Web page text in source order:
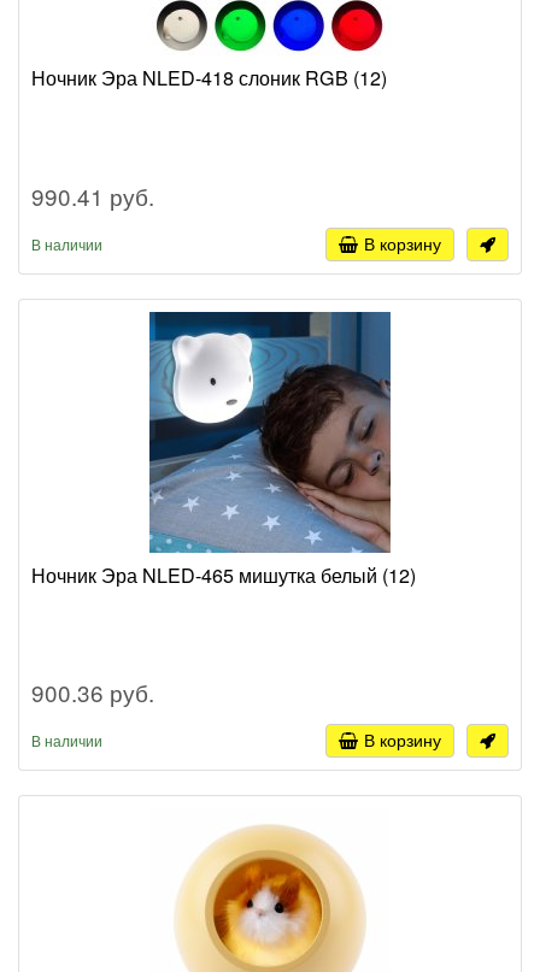
Ночник Эра NLED-418 слоник RGB (12)
990.41 руб.
В наличии В корзину
Ночник Эра NLED-465 мишутка белый (12)
900.36 руб.
В наличии В корзину